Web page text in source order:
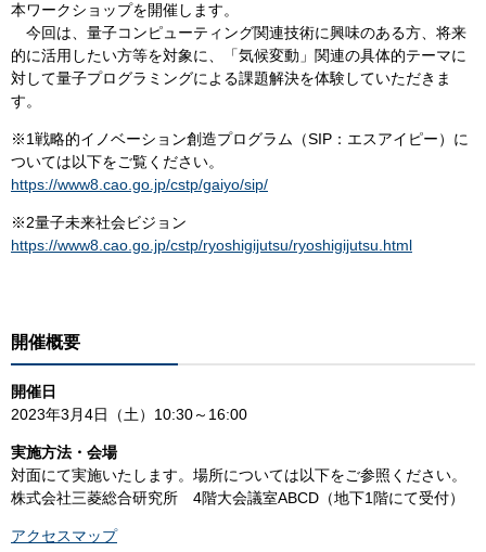
本ワークショップを開催します。
今回は、量子コンピューティング関連技術に興味のある方、将来
的に活用したい方等を対象に、「気候変動」関連の具体的テーマに
対して量子プログラミングによる課題解決を体験していただきま
す。
※1戦略的イノベーション創造プログラム（SIP：エスアイピー）に
ついては以下をご覧ください。
https://www8.cao.go.jp/cstp/gaiyo/sip/
※2量子未来社会ビジョン
https://www8.cao.go.jp/cstp/ryoshigijutsu/ryoshigijutsu.html
開催概要
開催日
2023年3月4日（土）10:30～16:00
実施方法・会場
対面にて実施いたします。場所については以下をご参照ください。
株式会社三菱総合研究所 4階大会議室ABCD（地下1階にて受付）
アクセスマップ